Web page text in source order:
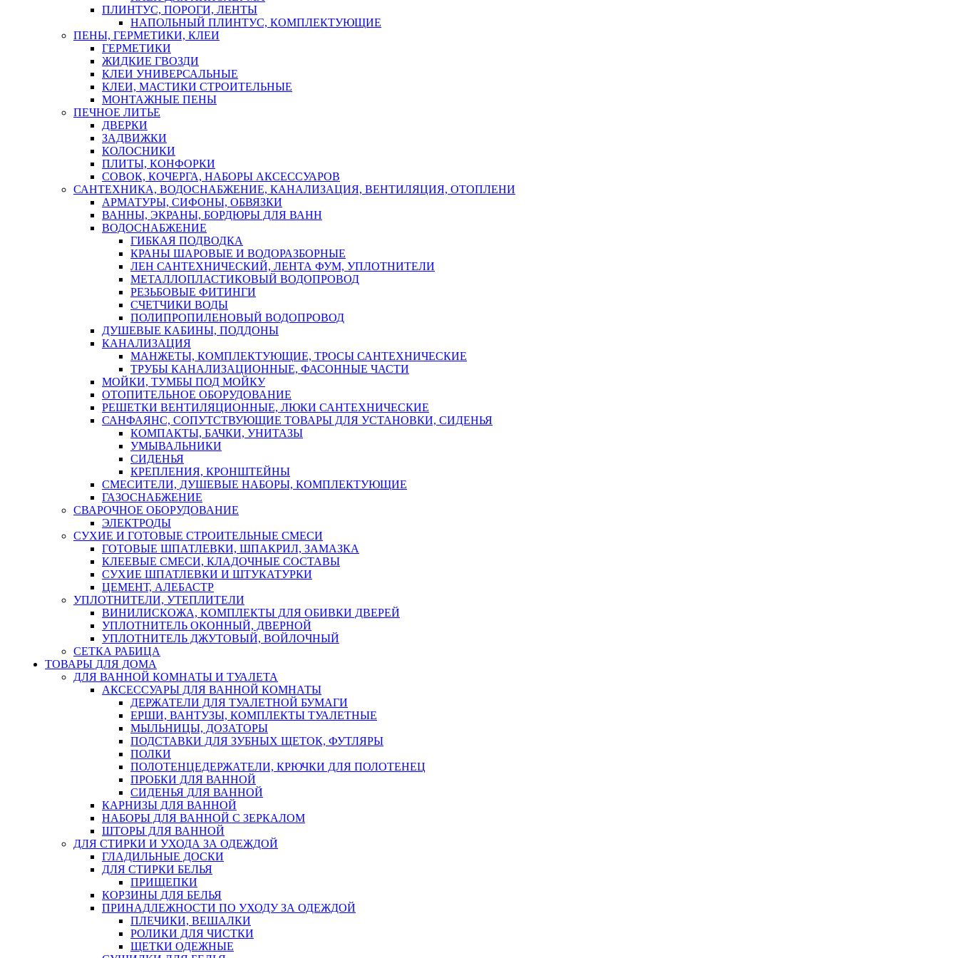
ПЛИНТУС, ПОРОГИ, ЛЕНТЫ
НАПОЛЬНЫЙ ПЛИНТУС, КОМПЛЕКТУЮЩИЕ
ПЕНЫ, ГЕРМЕТИКИ, КЛЕИ
ГЕРМЕТИКИ
ЖИДКИЕ ГВОЗДИ
КЛЕИ УНИВЕРСАЛЬНЫЕ
КЛЕИ, МАСТИКИ СТРОИТЕЛЬНЫЕ
МОНТАЖНЫЕ ПЕНЫ
ПЕЧНОЕ ЛИТЬЕ
ДВЕРКИ
ЗАДВИЖКИ
КОЛОСНИКИ
ПЛИТЫ, КОНФОРКИ
СОВОК, КОЧЕРГА, НАБОРЫ АКСЕССУАРОВ
САНТЕХНИКА, ВОДОСНАБЖЕНИЕ, КАНАЛИЗАЦИЯ, ВЕНТИЛЯЦИЯ, ОТОПЛЕНИ
АРМАТУРЫ, СИФОНЫ, ОБВЯЗКИ
ВАННЫ, ЭКРАНЫ, БОРДЮРЫ ДЛЯ ВАНН
ВОДОСНАБЖЕНИЕ
ГИБКАЯ ПОДВОДКА
КРАНЫ ШАРОВЫЕ И ВОДОРАЗБОРНЫЕ
ЛЕН САНТЕХНИЧЕСКИЙ, ЛЕНТА ФУМ, УПЛОТНИТЕЛИ
МЕТАЛЛОПЛАСТИКОВЫЙ ВОДОПРОВОД
РЕЗЬБОВЫЕ ФИТИНГИ
СЧЕТЧИКИ ВОДЫ
ПОЛИПРОПИЛЕНОВЫЙ ВОДОПРОВОД
ДУШЕВЫЕ КАБИНЫ, ПОДДОНЫ
КАНАЛИЗАЦИЯ
МАНЖЕТЫ, КОМПЛЕКТУЮЩИЕ, ТРОСЫ САНТЕХНИЧЕСКИЕ
ТРУБЫ КАНАЛИЗАЦИОННЫЕ, ФАСОННЫЕ ЧАСТИ
МОЙКИ, ТУМБЫ ПОД МОЙКУ
ОТОПИТЕЛЬНОЕ ОБОРУДОВАНИЕ
РЕШЕТКИ ВЕНТИЛЯЦИОННЫЕ, ЛЮКИ САНТЕХНИЧЕСКИЕ
САНФАЯНС, СОПУТСТВУЮЩИЕ ТОВАРЫ ДЛЯ УСТАНОВКИ, СИДЕНЬЯ
КОМПАКТЫ, БАЧКИ, УНИТАЗЫ
УМЫВАЛЬНИКИ
СИДЕНЬЯ
КРЕПЛЕНИЯ, КРОНШТЕЙНЫ
СМЕСИТЕЛИ, ДУШЕВЫЕ НАБОРЫ, КОМПЛЕКТУЮЩИЕ
ГАЗОСНАБЖЕНИЕ
СВАРОЧНОЕ ОБОРУДОВАНИЕ
ЭЛЕКТРОДЫ
СУХИЕ И ГОТОВЫЕ СТРОИТЕЛЬНЫЕ СМЕСИ
ГОТОВЫЕ ШПАТЛЕВКИ, ШПАКРИЛ, ЗАМАЗКА
КЛЕЕВЫЕ СМЕСИ, КЛАДОЧНЫЕ СОСТАВЫ
СУХИЕ ШПАТЛЕВКИ И ШТУКАТУРКИ
ЦЕМЕНТ, АЛЕБАСТР
УПЛОТНИТЕЛИ, УТЕПЛИТЕЛИ
ВИНИЛИСКОЖА, КОМПЛЕКТЫ ДЛЯ ОБИВКИ ДВЕРЕЙ
УПЛОТНИТЕЛЬ ОКОННЫЙ, ДВЕРНОЙ
УПЛОТНИТЕЛЬ ДЖУТОВЫЙ, ВОЙЛОЧНЫЙ
СЕТКА РАБИЦА
ТОВАРЫ ДЛЯ ДОМА
ДЛЯ ВАННОЙ КОМНАТЫ И ТУАЛЕТА
АКСЕССУАРЫ ДЛЯ ВАННОЙ КОМНАТЫ
ДЕРЖАТЕЛИ ДЛЯ ТУАЛЕТНОЙ БУМАГИ
ЕРШИ, ВАНТУЗЫ, КОМПЛЕКТЫ ТУАЛЕТНЫЕ
МЫЛЬНИЦЫ, ДОЗАТОРЫ
ПОДСТАВКИ ДЛЯ ЗУБНЫХ ЩЕТОК, ФУТЛЯРЫ
ПОЛКИ
ПОЛОТЕНЦЕДЕРЖАТЕЛИ, КРЮЧКИ ДЛЯ ПОЛОТЕНЕЦ
ПРОБКИ ДЛЯ ВАННОЙ
СИДЕНЬЯ ДЛЯ ВАННОЙ
КАРНИЗЫ ДЛЯ ВАННОЙ
НАБОРЫ ДЛЯ ВАННОЙ С ЗЕРКАЛОМ
ШТОРЫ ДЛЯ ВАННОЙ
ДЛЯ СТИРКИ И УХОДА ЗА ОДЕЖДОЙ
ГЛАДИЛЬНЫЕ ДОСКИ
ДЛЯ СТИРКИ БЕЛЬЯ
ПРИЩЕПКИ
КОРЗИНЫ ДЛЯ БЕЛЬЯ
ПРИНАДЛЕЖНОСТИ ПО УХОДУ ЗА ОДЕЖДОЙ
ПЛЕЧИКИ, ВЕШАЛКИ
РОЛИКИ ДЛЯ ЧИСТКИ
ЩЕТКИ ОДЕЖНЫЕ